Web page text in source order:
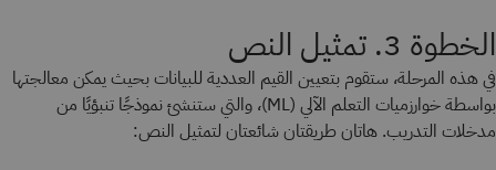
الخطوة 3. تمثيل النص
في هذه المرحلة، ستقوم بتعيين القيم العددية للبيانات بحيث يمكن معالجتها
بواسطة خوارزميات التعلم الآلي (ML)، والتي ستنشئ نموذجًا تنبؤيًا من
مدخلات التدريب. هاتان طريقتان شائعتان لتمثيل النص: